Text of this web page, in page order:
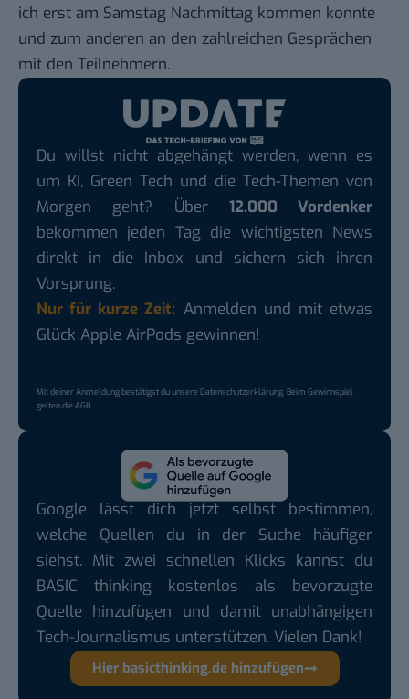
ich erst am Samstag Nachmittag kommen konnte
und zum anderen an den zahlreichen Gesprächen
mit den Teilnehmern.
Du willst nicht abgehängt werden, wenn es
um KI, Green Tech und die Tech-Themen von
Morgen geht? Über 12.000 Vordenker
bekommen jeden Tag die wichtigsten News
direkt in die Inbox und sichern sich ihren
Vorsprung.
Nur für kurze Zeit: Anmelden und mit etwas
Glück Apple AirPods gewinnen!
Mit deiner Anmeldung bestätigst du unsereDatenschutzerklärung. Beim Gewinnspiel
gelten dieAGB.
Google lässt dich jetzt selbst bestimmen,
welche Quellen du in der Suche häufiger
siehst. Mit zwei schnellen Klicks kannst du
BASIC thinking kostenlos als bevorzugte
Quelle hinzufügen und damit unabhängigen
Tech-Journalismus unterstützen. Vielen Dank!
Hier basicthinking.de hinzufügen